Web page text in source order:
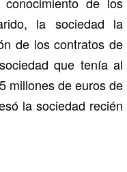
la sociedad la
de los contratos de
que tenía al
millones de euros de
la sociedad recién